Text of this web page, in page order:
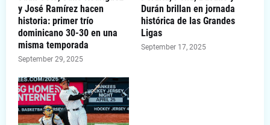
y José Ramírez hacen
historia: primer trío
dominicano 30-30 en una
misma temporada
September 29, 2025
Durán brillan en jornada
histórica de las Grandes
Ligas
September 17, 2025